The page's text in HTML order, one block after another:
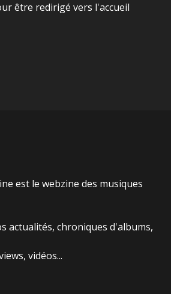
être redirigé vers l'accueil
est le webzine des musiques
actualités, chroniques d'albums,
vidéos...